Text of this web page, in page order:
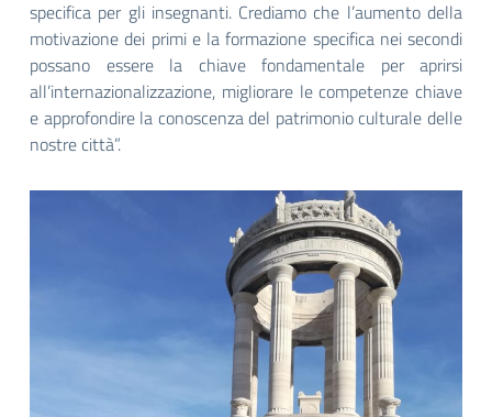
specifica per gli insegnanti. Crediamo che l’aumento della
motivazione dei primi e la formazione specifica nei secondi
possano essere la chiave fondamentale per aprirsi
all’internazionalizzazione, migliorare le competenze chiave
e approfondire la conoscenza del patrimonio culturale delle
nostre città”.